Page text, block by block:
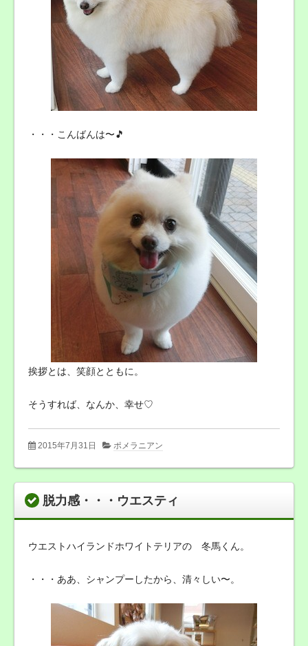
・・・こんばんは〜🎵
挨拶とは、笑顔とともに。
そうすれば、なんか、幸せ♡
2015年7月31日 ポメラニアン
脱力感・・・ウエスティ
ウエストハイランドホワイトテリアの 冬馬くん。
・・・ああ、シャンプーしたから、清々しい〜。